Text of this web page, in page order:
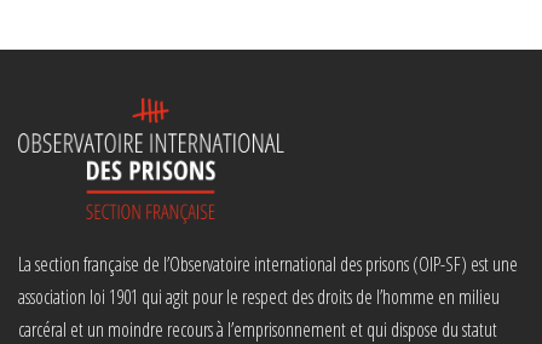
La section française de l’Observatoire international des prisons (OIP-SF) est une
association loi 1901 qui agit pour le respect des droits de l’homme en milieu
carcéral et un moindre recours à l’emprisonnement et qui dispose du statut